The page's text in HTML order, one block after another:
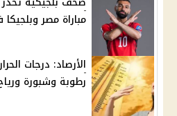
مباراة مصر وبلجيكا
الأرصاد: درجات
رطوبة وشبورة